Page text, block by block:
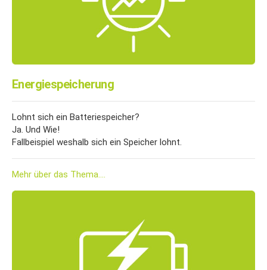
Energiespeicherung
Lohnt sich ein Batteriespeicher?
Ja. Und Wie!
Fallbeispiel weshalb sich ein Speicher lohnt.
Mehr über das Thema....